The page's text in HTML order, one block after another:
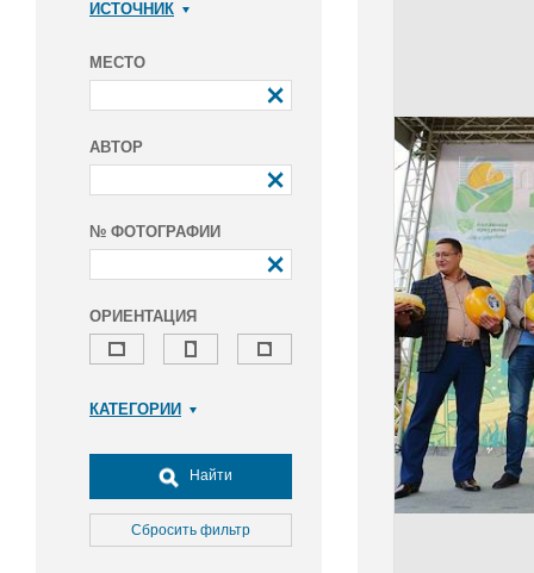
ИСТОЧНИК
МЕСТО
АВТОР
№ ФОТОГРАФИИ
ОРИЕНТАЦИЯ
КАТЕГОРИИ
Досуг, туризм и отдых
Культура
Медицина
Найти
Сбросить фильтр